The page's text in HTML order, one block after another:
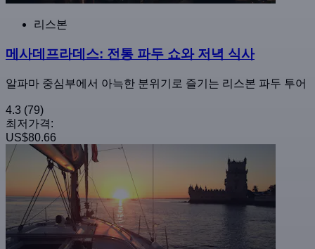
리스본
메사데프라데스: 전통 파두 쇼와 저녁 식사
알파마 중심부에서 아늑한 분위기로 즐기는 리스본 파두 투어
4.3 (79)
최저가격:
US$80.66